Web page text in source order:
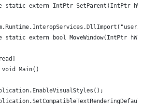
static extern IntPtr SetParent(IntPtr
static extern bool MoveWindow(IntPtr
Main()